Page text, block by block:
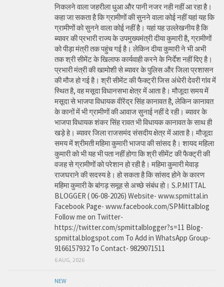
निकलने वाला जहरीला धुआ और पानी नजर नही नहीं आ रहा है।
कहा जा सकता है कि ग्रामीणों की सुनने वाला कोई नहीं यहां यह कि
ग्रामीणों को सुनने वाला कोई नहीं है। यहां यह उल्लेखनीय है कि
ब्यावर की प्रभारी राज्य के उपमुख्यमंत्री दीया कुमारी है, ग्रामीणों
को पीड़ा मंत्री तक पहुंच गई है। लेकिन दीया कुमारी ने भी अभी
तक श्री सीमेंट के खिलाफ कार्यवाही करने के निर्देश नहीं दिए है।
प्रभारी मंत्री की खामोशी से ब्यावर के पुलिस और जिला प्रशासन
की मौज हो गई है। श्री सीमेंट की फैक्ट्री जिस अंधेरी देवरी गांव में
स्थित है, वह मसूदा विधानसभा क्षेत्र में आता है। मौजूदा समय में
मसूदा से भाजपा विधायक वीरेंद्र सिंह कानावत है, लेकिन कानावत
के कानों में भी ग्रामीणों की आवाज सुनाई नहीं दे रही। ब्यावर के
भाजपा विधायक शंकर सिंह रावत भी विधायक कानावत के साथ ही
खड़े हे। ब्यावर जिला राजसमंद संसदीय क्षेत्र में आता है। मौजूदा
समय में श्रीमती महिमा कुमारी भाजपा की सांसद है। शायद महिला
कुमारी को भी यह भी पता नहीं होगा कि श्री सीमेंट की फैक्ट्री की
वजह से ग्रामीणों को परेशान हो रही है। महिमा कुमारी मेवाड़
राजघराने की सदस्य हे। हो सकता है कि सांसद होने के कारण
महिमा कुमारी के बांगड़ समूह से अच्छे संबंध हो। S.P.MITTAL
BLOGGER ( 06-08-2026) Website- www.spmittal.in
Facebook Page- www.facebook.com/SPMittalblog
Follow me on Twitter-
https://twitter.com/spmittalblogger?s=11 Blog-
spmittal.blogspot.com To Add in WhatsApp Group-
9166157932 To Contact- 9829071511
6 AUG, 2026
NEW